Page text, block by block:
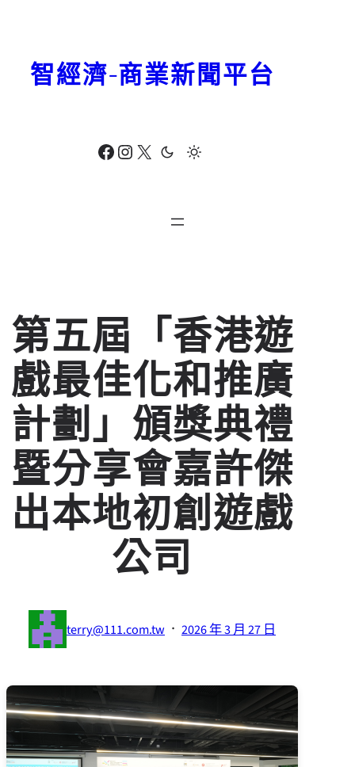
Facebook Instagram X
智經濟-商業新聞平台
第五屆「香港遊
戲最佳化和推廣
計劃」頒獎典禮
暨分享會嘉許傑
出本地初創遊戲
公司
terry@111.com.tw · 2026 年 3 月 27 日